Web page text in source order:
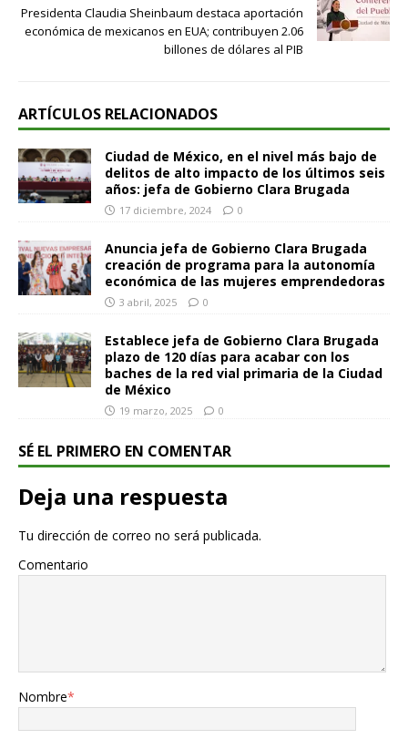
Presidenta Claudia Sheinbaum destaca aportación
económica de mexicanos en EUA; contribuyen 2.06
billones de dólares al PIB
ARTÍCULOS RELACIONADOS
Ciudad de México, en el nivel más bajo de
delitos de alto impacto de los últimos seis
años: jefa de Gobierno Clara Brugada
17 diciembre, 2024 0
Anuncia jefa de Gobierno Clara Brugada
creación de programa para la autonomía
económica de las mujeres emprendedoras
3 abril, 2025 0
Establece jefa de Gobierno Clara Brugada
plazo de 120 días para acabar con los
baches de la red vial primaria de la Ciudad
de México
19 marzo, 2025 0
SÉ EL PRIMERO EN COMENTAR
Deja una respuesta
Tu dirección de correo no será publicada.
Comentario
Nombre*